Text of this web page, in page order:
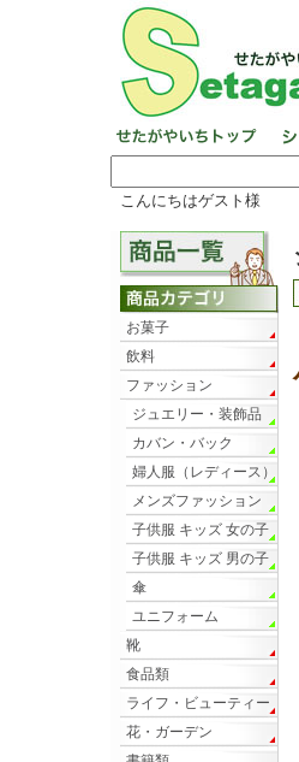
こんにちはゲスト様
お菓子
飲料
ファッション
ジュエリー・装飾品
カバン・バック
婦人服（レディース）
メンズファッション
子供服 キッズ 女の子
子供服 キッズ 男の子
傘
ユニフォーム
靴
食品類
ライフ・ビューティー
花・ガーデン